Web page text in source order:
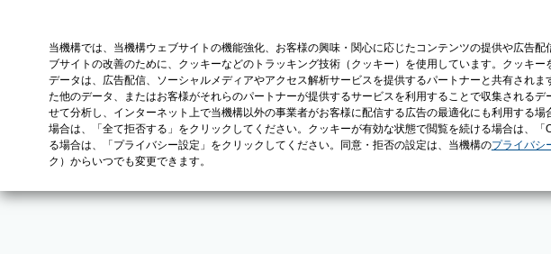
当機構では、当機構ウェブサイトの機能強化、お客様の興味・関心に応じたコンテンツの提供や広告
ブサイトの改善のために、クッキーなどのトラッキング技術（クッキー）を使用しています。クッキ
データは、広告配信、ソーシャルメディアやアクセス解析サービスを提供するパートナーと共有され
た他のデータ、またはお客様がそれらのパートナーが提供するサービスを利用することで収集される
せて分析し、インターネット上で当機構以外の事業者がお客様に配信する広告の最適化にも利用する
場合は、「全て拒否する」をクリックしてください。クッキーが有効な状態で閲覧を続ける場合は、
る場合は、「プライバシー設定」をクリックしてください。同意・拒否の設定は、当機構のプライバシ
ク）からいつでも変更できます。